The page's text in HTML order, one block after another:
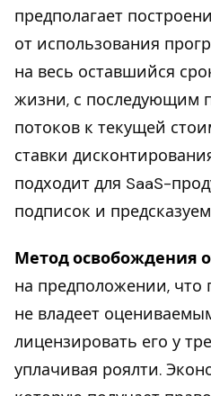
предполагает
от использования
на весь оставшийся
жизни, с последующим
потоков к текущей
ставки
подходит для SaaS-
подписок и
Метод освобождения
на предположении, что
не владеет
лицензировать его у
уплачивая роялти.